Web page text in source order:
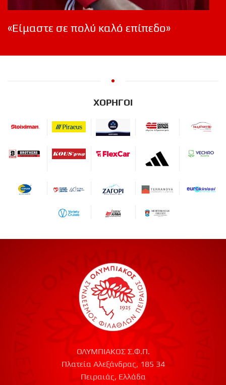
«Είμαστε σε πολύ καλό επίπεδο»
ΧΟΡΗΓΟΙ
ΟΛΥΜΠΙΑΚΟΣ Σ.Φ.Π.
Πλατεία Αλεξάνδρας, 185 34
Πειραιάς, Ελλάδα